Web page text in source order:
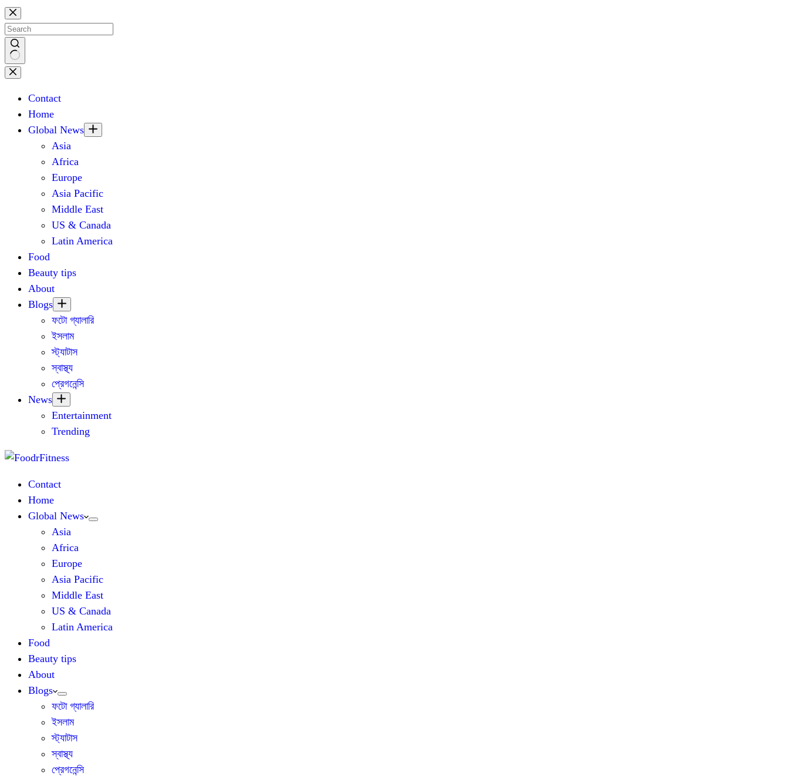
Skip
to
content
No
Contact
Home
Global News
Asia
Africa
Europe
Asia Pacific
Middle East
US & Canada
Latin America
Food
Beauty tips
About
Blogs
ফটো গ্যালারি
ইসলাম
স্ট্যাটাস
স্বাস্থ্য
প্রেগনেন্সি
News
Entertainment
Trending
Contact
Home
Global News
Asia
Africa
Europe
Asia Pacific
Middle East
US & Canada
Latin America
Food
Beauty tips
About
Blogs
ফটো গ্যালারি
ইসলাম
স্ট্যাটাস
স্বাস্থ্য
প্রেগনেন্সি